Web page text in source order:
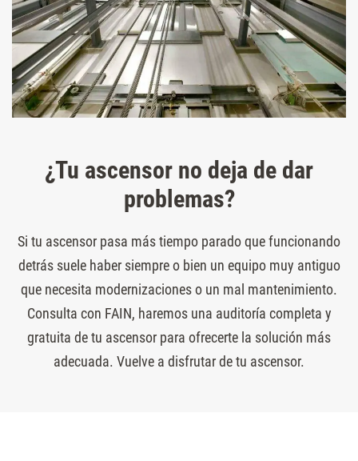
¿Tu ascensor no deja de dar
problemas?
Si tu ascensor pasa más tiempo parado que funcionando
detrás suele haber siempre o bien un equipo muy antiguo
que necesita modernizaciones o un mal mantenimiento.
Consulta con FAIN, haremos una auditoría completa y
gratuita de tu ascensor para ofrecerte la solución más
adecuada. Vuelve a disfrutar de tu ascensor.